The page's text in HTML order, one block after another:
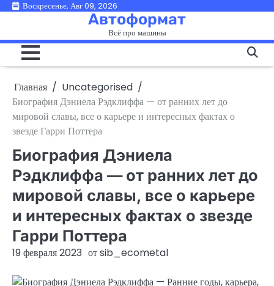
ПерейтиВоскресенье, Авг 09, 2026
Автоформат
Всё про машины
Главная
Uncategorised
Биография Дэниела Рэдклиффа — от ранних лет до
мировой славы, все о карьере и интересных фактах о
звезде Гарри Поттера
Биография Дэниела
Рэдклиффа — от ранних лет до
мировой славы, все о карьере
и интересных фактах о звезде
Гарри Поттера
19 февраля 2023 отsib_ecometal